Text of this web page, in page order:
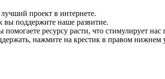
проект в интернете.
вы поддержите наше развитие.
ресурсу расти, что стимулирует
нажмите на крестик в правом нижнем